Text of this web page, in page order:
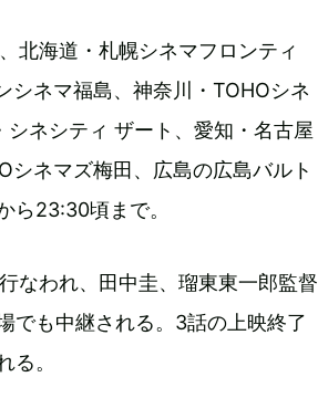
北海道・札幌シネマフロンティ
シネマ福島、神奈川・TOHOシネ
ネシティ ザート、愛知・名古屋
ネマズ梅田、広島の広島バルト
ら23:30頃まで。
なわれ、田中圭、瑠東東一郎監督
でも中継される。3話の上映終了
る。